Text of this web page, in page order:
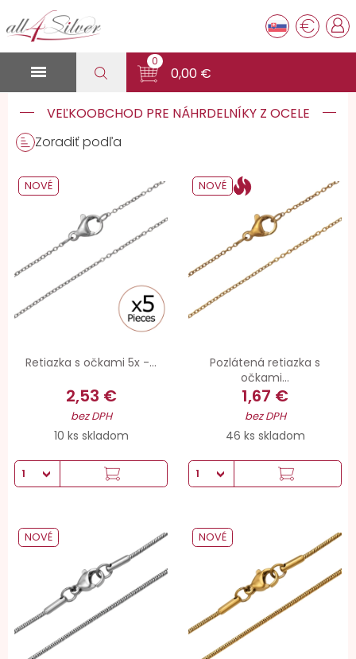
€

0
0,00 €
VEĽKOOBCHOD PRE NÁHRDELNÍKY Z OCELE
Zoradiť podľa
Retiazka s očkami 5x -...
2,53 €
bez DPH
10 ks skladom
NOVÉ
Pozlátená retiazka s
očkami...
1,67 €
bez DPH
46 ks skladom
NOVÉ
NOVÉ NOVÉ